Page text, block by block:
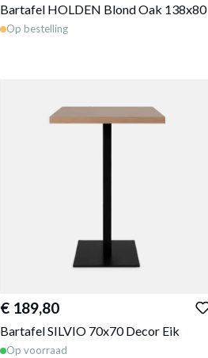
Bartafel HOLDEN Blond Oak 138x80
Op bestelling
€ 189,80
Bartafel SILVIO 70x70 Decor Eik
Op voorraad